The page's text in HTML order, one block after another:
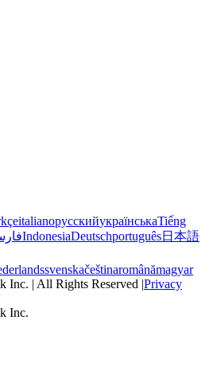
italianoрусскийукраїнськаTiếng
IndonesiaDeutschportuguês日本語
svenskačeštinaromânămagyar
Inc. | All Rights Reserved |Privacy
Inc.